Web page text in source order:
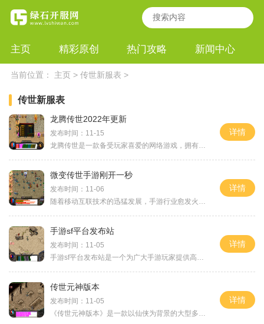
主页 精彩原创 热门攻略 新闻中心
当前位置： 主页> 传世新服表 >
传世新服表
龙腾传世2022年更新
发布时间：11-15
龙腾传世是一款备受玩家喜爱的网络游戏，拥有众多忠实的粉丝。作为一款角色扮演游戏，龙腾传世一直以来都将玩家置身于一个神秘而奇幻的世界中。而对于2022年的更新，龙腾传世将
详情
微变传世手游刚开一秒
发布时间：11-06
随着移动互联技术的迅猛发展，手游行业愈发火爆。作为其中一款备受瞩目的手游，《微变传世》自开服第一秒就迅速吸引了无数玩家的注意力。《微变传世》是一款以传奇为背景的多
详情
手游sf平台发布站
发布时间：11-05
手游sf平台发布站是一个为广大手游玩家提供高质量游戏资源的平台。在这个平台上，你可以第一时间了解到最新最受欢迎的手游，并且可以轻松下载、体验这些游戏。除了游戏资源，该
详情
传世元神版本
发布时间：11-05
《传世元神版本》是一款以仙侠为背景的大型多人在线角色扮演游戏。游戏采用了全新的元神系统，为玩家带来了独特的游戏体验。本文将介绍游戏的具体玩法，以及元神系统的特点。
详情